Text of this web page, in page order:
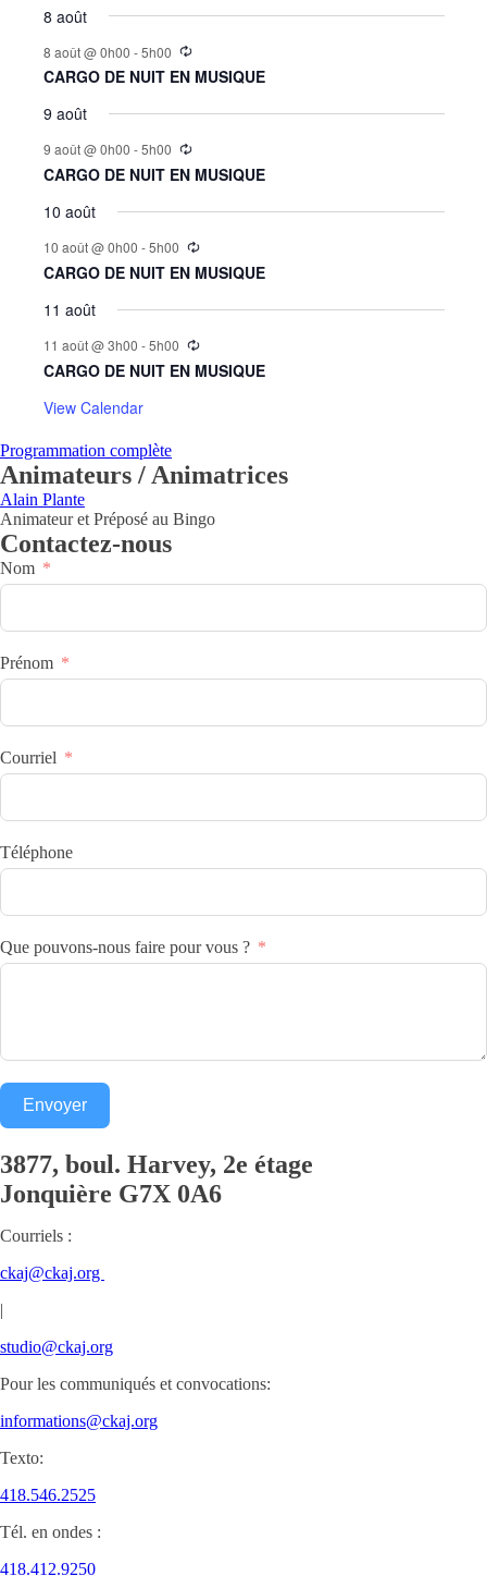
8 août
8 août @ 0h00 -5h00
CARGO DE NUIT EN MUSIQUE
9 août
9 août @ 0h00 -5h00
CARGO DE NUIT EN MUSIQUE
10 août
10 août @ 0h00 -5h00
CARGO DE NUIT EN MUSIQUE
11 août
11 août @ 3h00 -5h00
CARGO DE NUIT EN MUSIQUE
View Calendar
Programmation complète
Animateurs / Animatrices
Alain Plante
Animateur et Préposé au Bingo
Contactez-nous
Nom
Prénom
Courriel
Téléphone
Que pouvons-nous faire pour vous ?
Envoyer
3877, boul. Harvey, 2e étage
Jonquière G7X 0A6
Courriels :
ckaj@ckaj.org
|
studio@ckaj.org
Pour les communiqués et convocations:
informations@ckaj.org
Texto:
418.546.2525
Tél. en ondes :
418.412.9250